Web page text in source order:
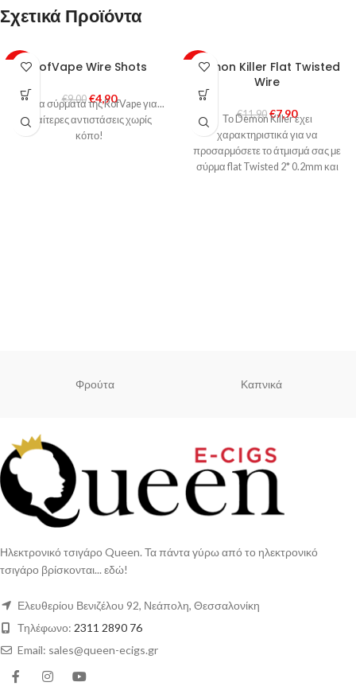
Σχετικά Προϊόντα
-46%
HOT
RofVape Wire Shots
€9,00 €4,90
Έτοιμα σύρματα της RofVape για...
ιδιαίτερες αντιστάσεις χωρίς
κόπο!
-34%Demon Killer Flat Twisted
Wire
€11,90 €7,90
Το Demon Killer έχει
χαρακτηριστικά για να
προσαρμόσετε το άτμισμά σας με
σύρμα flat Twisted 2* 0.2mm και
Φρούτα Καπνικά
Ηλεκτρονικό τσιγάρο Queen. Τα πάντα γύρω από το ηλεκτρονικό
τσιγάρο βρίσκονται... εδώ!
Ελευθερίου Βενιζέλου 92, Νεάπολη, Θεσσαλονίκη
Τηλέφωνο: 2311 2890 76
Email: sales@queen-ecigs.gr